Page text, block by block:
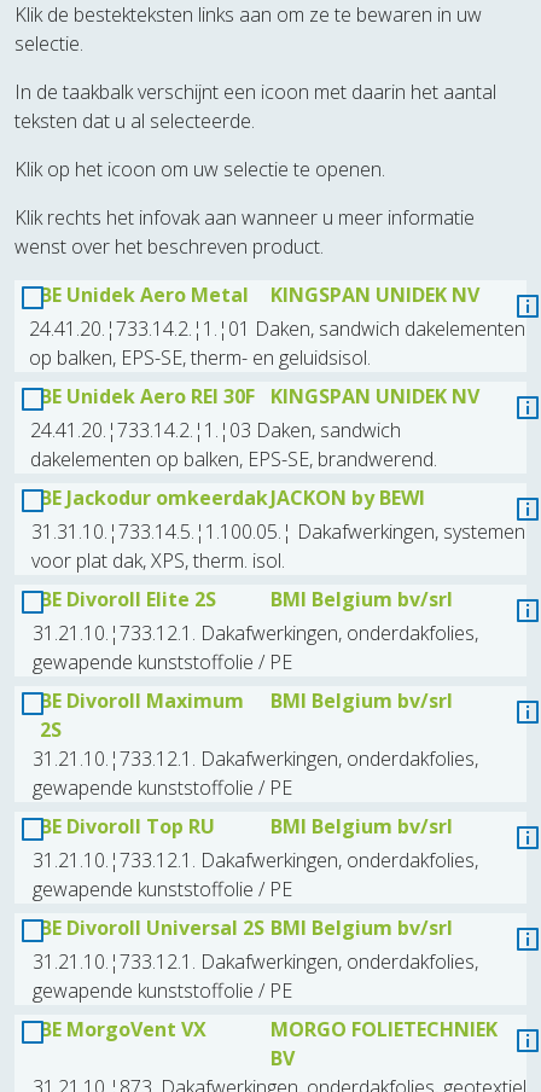
Klik de bestekteksten links aan om ze te bewaren in uw
selectie.
In de taakbalk verschijnt een icoon met daarin het aantal
teksten dat u al selecteerde.
Klik op het icoon om uw selectie te openen.
Klik rechts het infovak aan wanneer u meer informatie
wenst over het beschreven product.
BE Unidek Aero Metal
KINGSPAN UNIDEK NV
24.41.20.¦733.14.2.¦1.¦01 Daken, sandwich dakelementen
op balken, EPS-SE, therm- en geluidsisol.
BE Unidek Aero REI 30F
KINGSPAN UNIDEK NV
24.41.20.¦733.14.2.¦1.¦03 Daken, sandwich
dakelementen op balken, EPS-SE, brandwerend.
BE Jackodur omkeerdakJACKON by BEWI
31.31.10.¦733.14.5.¦1.100.05.¦ Dakafwerkingen, systemen
voor plat dak, XPS, therm. isol.
BE Divoroll Elite 2S
BMI Belgium bv/srl
31.21.10.¦733.12.1. Dakafwerkingen, onderdakfolies,
gewapende kunststoffolie / PE
BE Divoroll Maximum
2S
BMI Belgium bv/srl
31.21.10.¦733.12.1. Dakafwerkingen, onderdakfolies,
gewapende kunststoffolie / PE
BE Divoroll Top RU
BMI Belgium bv/srl
31.21.10.¦733.12.1. Dakafwerkingen, onderdakfolies,
gewapende kunststoffolie / PE
BE Divoroll Universal 2S BMI Belgium bv/srl
31.21.10.¦733.12.1. Dakafwerkingen, onderdakfolies,
gewapende kunststoffolie / PE
BE MorgoVent VX
MORGO FOLIETECHNIEK
BV